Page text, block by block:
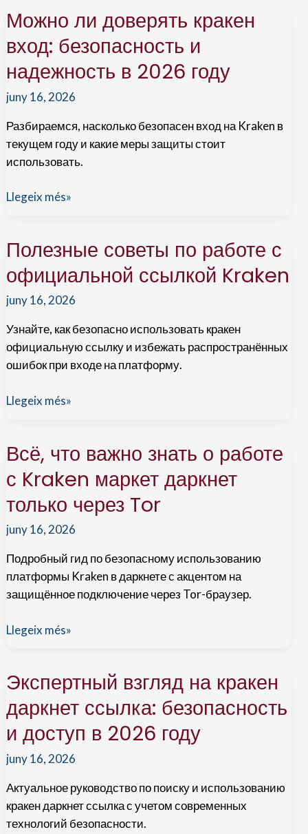
кракен
даркнет
форум:
ключевые
аспекты
Можно ли доверять кракен
вход: безопасность и
надежность в 2026 году
juny 16, 2026
Разбираемся, насколько безопасен вход на Kraken в
текущем году и какие меры защиты стоит
использовать.
Можно
кракен
вход:
безопасность
и
надежность
2026
Llegeix més»
Полезные советы по работе с
официальной ссылкой Kraken
juny 16, 2026
Узнайте, как безопасно использовать кракен
официальную ссылку и избежать распространённых
ошибок при входе на платформу.
Полезные
работе
официальной
ссылкой
Kraken
Llegeix més»
Всё, что важно знать о работе
с Kraken маркет даркнет
только через Tor
juny 16, 2026
Подробный гид по безопасному использованию
платформы Kraken в даркнете с акцентом на
защищённое подключение через Tor-браузер.
Всё,
знать
о
работе
с
Kraken
даркнет
только
через
Llegeix més»
Экспертный взгляд на кракен
даркнет ссылка: безопасность
и доступ в 2026 году
juny 16, 2026
Актуальное руководство по поиску и использованию
кракен даркнет ссылка с учетом современных
технологий безопасности.